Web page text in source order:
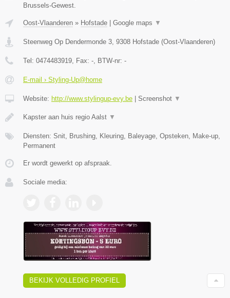
Brussels-Gewest.
Oost-Vlaanderen » Hofstade | Google maps ▼
Steenweg Op Dendermonde 3 9308 Hofstade (Oost-Vlaanderen)
Tel: 0474483919 , Fax: - , BTW-nr: -
E-mail › Styling-Up@home
Website: http://www.stylingup-evy.be | Screenshot ▼
Kapster aan huis regio Aalst ▼
Diensten: Snit, Brushing, Kleuring, Baleyage, Opsteken, Make-up,
Permanent
Er wordt gewerkt op afspraak.
Sociale media:
BEKIJK VOLLEDIG PROFIEL